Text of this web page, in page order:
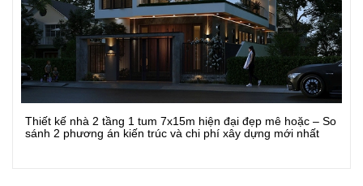
Xem Chi Tiết
Thiết kế nhà 2 tầng 1 tum 7x15m hiện đại đẹp mê hoặc – So
sánh 2 phương án kiến trúc và chi phí xây dựng mới nhất